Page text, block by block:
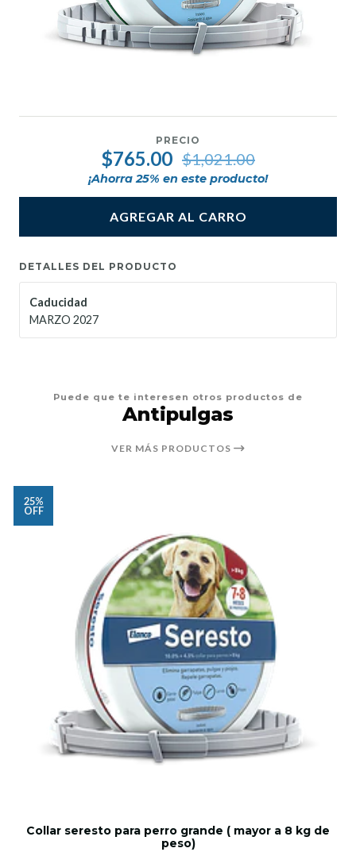
PRECIO
$765.00 $1,021.00
¡Ahorra 25% en este producto!
AGREGAR AL CARRO
DETALLES DEL PRODUCTO
Caducidad
MARZO 2027
Puede que te interesen otros productos de
Antipulgas
VER MÁS PRODUCTOS
25%
OFF
Collar seresto para perro grande ( mayor a 8 kg de
peso)